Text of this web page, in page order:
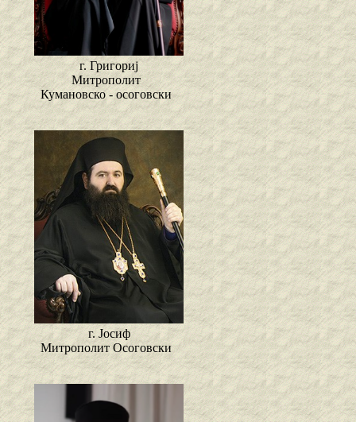
г. Григориј
Митрополит
Кумановско - осоговски
г. Јосиф
Митрополит Осоговски